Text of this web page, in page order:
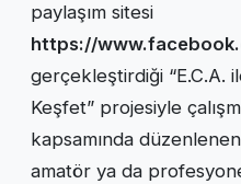
paylaşım sitesi
https://
gerçekleştirdiği “E.C.A.
Keşfet” projesiyle
kapsamında
amatör ya da